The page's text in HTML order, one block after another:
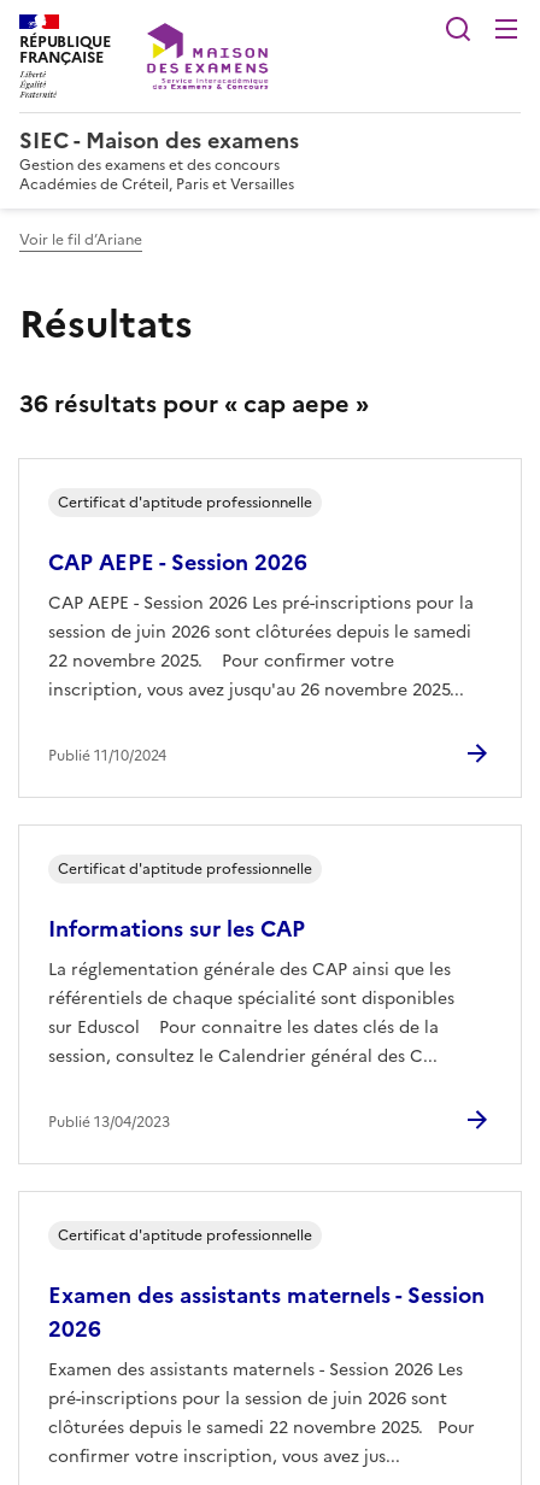
RÉPUBLIQUE
FRANÇAISE
SIEC - Maison des examens
Gestion des examens et des concours
Académies de Créteil, Paris et Versailles
Voir le fil d’Ariane
Résultats
36 résultats pour « cap aepe »
CAP AEPE - Session 2026
CAP AEPE - Session 2026 Les pré-inscriptions pour la
session de juin 2026 sont clôturées depuis le samedi
22 novembre 2025. Pour confirmer votre
inscription, vous avez jusqu'au 26 novembre 2025...
Certificat d'aptitude professionnelle
Publié 11/10/2024
Informations sur les CAP
La réglementation générale des CAP ainsi que les
référentiels de chaque spécialité sont disponibles
sur Eduscol Pour connaitre les dates clés de la
session, consultez le Calendrier général des C...
Certificat d'aptitude professionnelle
Publié 13/04/2023
Examen des assistants maternels - Session
2026
Examen des assistants maternels - Session 2026 Les
pré-inscriptions pour la session de juin 2026 sont
clôturées depuis le samedi 22 novembre 2025. Pour
confirmer votre inscription, vous avez jus...
Certificat d'aptitude professionnelle